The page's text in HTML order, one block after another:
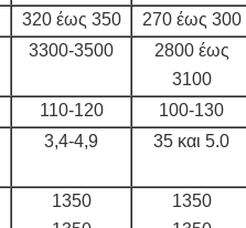
320 έως 350 270 έως 300
3300-3500
2800 έως
3100
110-120 100-130
3,4-4,9 35 και 5.0
1350
1350